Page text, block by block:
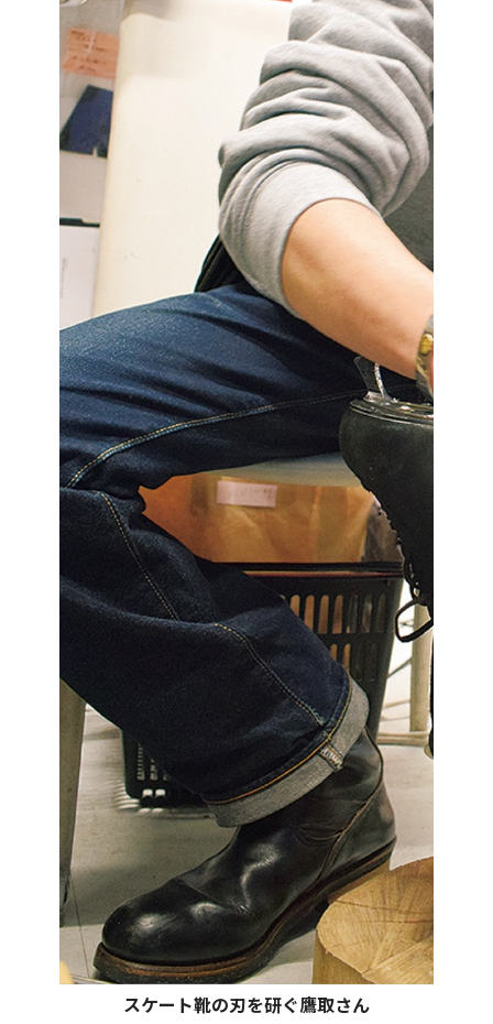
スケート靴の刃を研ぐ鷹取さん